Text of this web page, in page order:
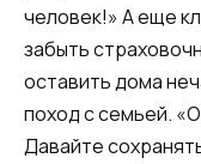
человек!» А еще
забыть
оставить дома
поход с семьей.
Давайте